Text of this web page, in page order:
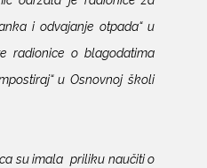
i odvajanje otpada“ u
radionice o blagodatima
u Osnovnoj školi
su imala priliku naučiti o